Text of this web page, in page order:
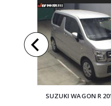
АВТОМОБИЛЯ ИЗ
SUZUKI WAGON R